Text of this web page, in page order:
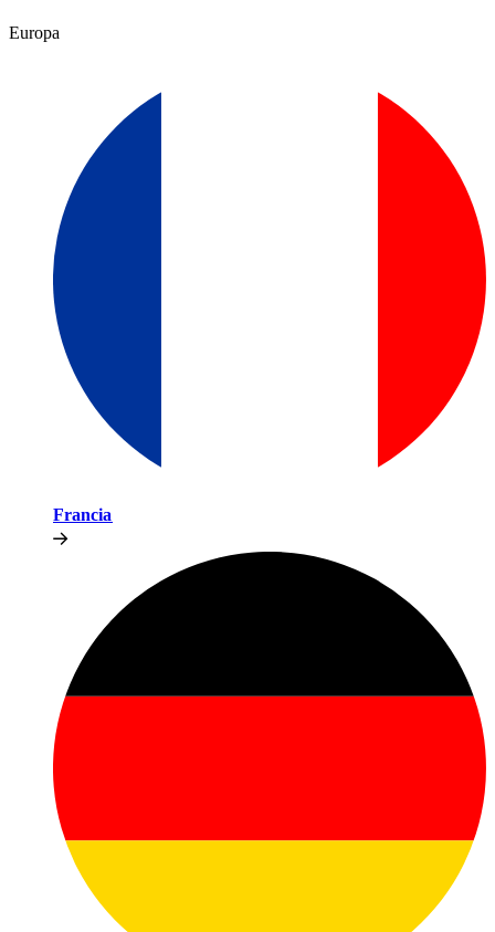
Europa​​
Francia​​